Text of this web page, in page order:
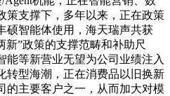
策支撑下，多年以来，正在政策
硕智能体使用，海天瑞声共获
新”政策的支撑范畴和补助尺
能等新营业无望为公司业绩注入
转型海潮，正在消费品以旧换新
的主要客户之一，从而加大对模